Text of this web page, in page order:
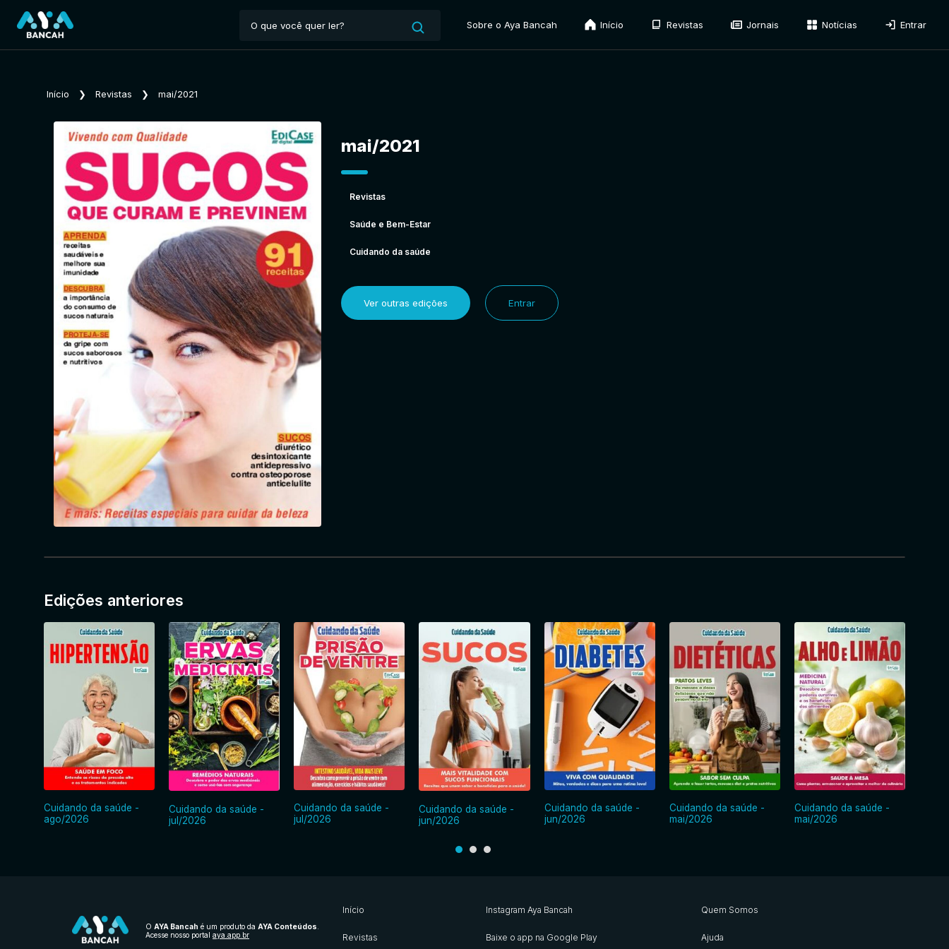
Sobre o Aya Bancah Início Revistas Jornais Notícias Entrar
Início ❯ Revistas ❯ mai/2021
mai/2021
Revistas
Saúde e Bem-Estar
Cuidando da saúde
Ver outras edições Entrar
Edições anteriores
Cuidando da saúde -
ago/2026
Cuidando da saúde -
jul/2026
Cuidando da saúde -
jul/2026
Cuidando da saúde -
jun/2026
Cuidando da saúde -
jun/2026
Cuidando da saúde -
mai/2026
Cuidando da saúde -
mai/2026
O AYA Bancah é um produto da AYA Conteúdos.
Acesse nosso portal aya.app.br
Início
Revistas
Instagram Aya Bancah
Baixe o app na Google Play
Quem Somos
Ajuda